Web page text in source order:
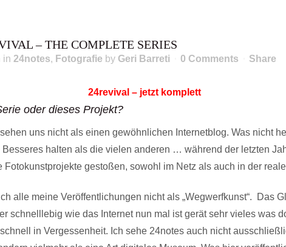
– THE COMPLETE SERIES
in 24notes, Fotografie by Geri Barreti 0 Comments Share
24revival – jetzt komplett
oder dieses Projekt?
uns nicht als einen gewöhnlichen Internetblog. Was nicht
Besseres halten als die vielen anderen … während der letzten
Fotokunstprojekte gestoßen, sowohl im Netz als auch in der
alle meine Veröffentlichungen nicht als „Wegwerfkunst“. Das
schnelllebig wie das Internet nun mal ist gerät sehr vieles was
in Vergessenheit. Ich sehe 24notes auch nicht